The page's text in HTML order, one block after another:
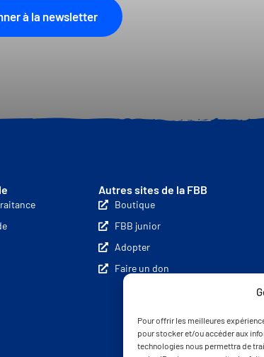
Pour offrir les meilleures
pour stocker et/ou accéder aux
technologies nous permettra de
à la newsletter
Autres sites de la FBB
Boutique
FBB junior
Adopter
Faire un don